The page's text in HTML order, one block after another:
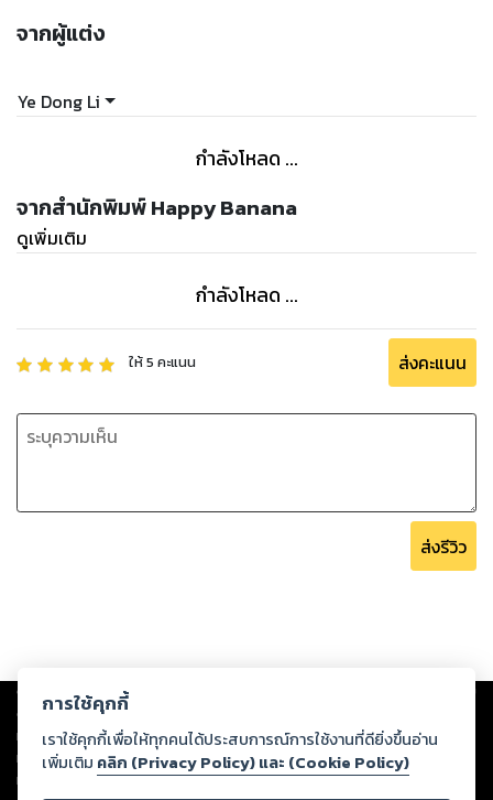
จากผู้แต่ง
Ye Dong Li
กำลังโหลด ...
จากสำนักพิมพ์ Happy Banana
ดูเพิ่มเติม
กำลังโหลด ...
ให้5 คะแนน ส่งคะแนน
ส่งรีวิว
Copyright © 2026
ต่อผลงานหรือเนื้อหาใดที่อัปโหลดผ่านเว็บไซต์และปรากฏว่าละเมิดสิทธิใน
ทรัพย์สินทางปัญญาของบุคคลอื่นหรือขัดต่อกฎหมายและศีลธรรม ดังนั้น ผู้อ่าน
ทุกท่านโปรดใช้วิจารณญาณในการกลั่นกรองด้วยตนเอง และหากท่านพบว่าส่วน
หนึ่งส่วนใดขัดต่อกฎหมายและศีลธรรม กรุณาแจ้งมายังบริษัท เพื่อทีมงานจะได้
การใช้คุกกี้
เราใช้คุกกี้เพื่อให้ทุกคนได้ประสบการณ์การใช้งานที่ดียิ่งขึ้นอ่าน
เพิ่มเติม คลิก (Privacy Policy) และ (Cookie Policy)